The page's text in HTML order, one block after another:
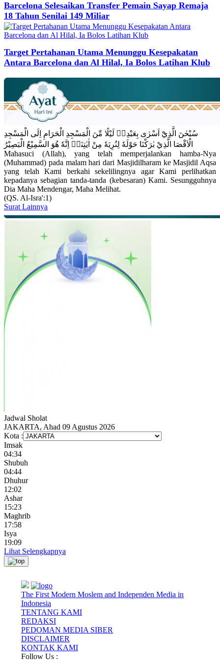
Barcelona Selesaikan Transfer Pemain Sayap Remaja
18 Tahun Senilai 149 Miliar
Target Pertahanan Utama Menunggu Kesepakatan
Antara Barcelona dan Al Hilal, Ia Bolos Latihan Klub
سُبْحٰنَ الَّذِيْٓ اَسْرٰى بِعَبْدِهٖ لَيْلًا مِّنَ الْمَسْجِدِ الْحَرَامِ اِلَى الْمَسْجِدِ
الْاَقْصَا الَّذِيْ بٰرَكْنَا حَوْلَهٗ لِنُرِيَهٗ مِنْ اٰيٰتِنَاۗ اِنَّهٗ هُوَ السَّمِيْعُ الْبَصِيْرُ
Mahasuci (Allah), yang telah memperjalankan hamba-Nya
(Muhammad) pada malam hari dari Masjidilharam ke Masjidil Aqsa
yang telah Kami berkahi sekelilingnya agar Kami perlihatkan
kepadanya sebagian tanda-tanda (kebesaran) Kami. Sesungguhnya
Dia Maha Mendengar, Maha Melihat.
(QS. Al-Isra':1)
Surat Lainnya
Jadwal Sholat
JAKARTA, Ahad 09 Agustus 2026
Kota :
Imsak
04:34
Shubuh
04:44
Dhuhur
12:02
Ashar
15:23
Maghrib
17:58
Isya
19:09
Lihat Selengkapnya
The First Modern Moslem and Independen Media in
Indonesia
TENTANG KAMI
REDAKSI
PEDOMAN MEDIA SIBER
DISCLAIMER
KONTAK KAMI
Follow Us :